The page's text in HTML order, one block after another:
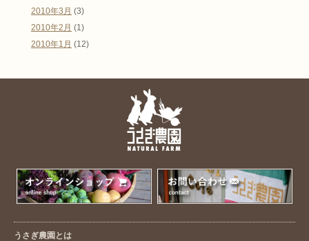
2010年3月 (3)
2010年2月 (1)
2010年1月 (12)
うさぎ農園とは